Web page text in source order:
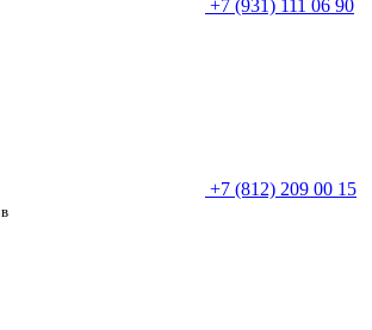
+7 (931) 111 06 90
+7 (812) 209 00 15